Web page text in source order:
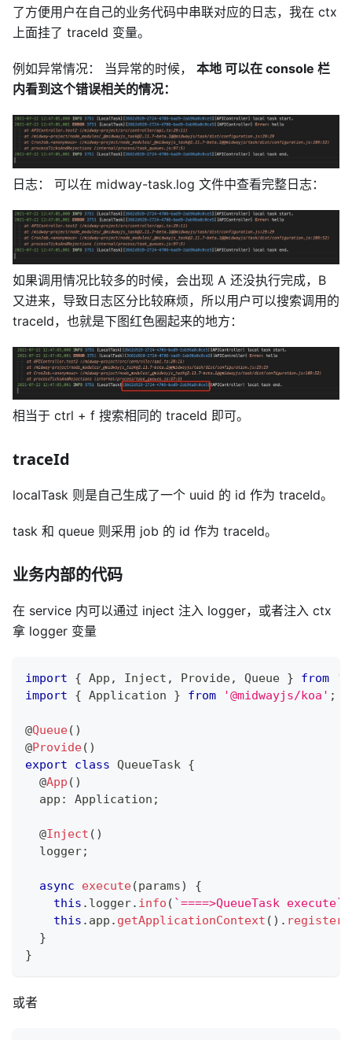
了方便用户在自己的业务代码中串联对应的日志，我在 ctx
上面挂了 traceId 变量。
例如异常情况： 当异常的时候， 本地 可以在 console 栏
内看到这个错误相关的情况：
日志： 可以在 midway-task.log 文件中查看完整日志：
如果调用情况比较多的时候，会出现 A 还没执行完成，B
又进来，导致日志区分比较麻烦，所以用户可以搜索调用的
traceId，也就是下图红色圈起来的地方：
相当于 ctrl + f 搜索相同的 traceId 即可。
traceId
localTask 则是自己生成了一个 uuid 的 id 作为 traceId。
task 和 queue 则采用 job 的 id 作为 traceId。
业务内部的代码
在 service 内可以通过 inject 注入 logger，或者注入 ctx
拿 logger 变量
import { App , Inject , Provide, Queue } from
import
{ Application } from '@midwayjs/koa' ;
@Queue( )
@Provide( )
export
class QueueTask
{
@App ( )
  app
: Application ;
@Inject ( )
  logger
;
async execute(params)
{
this . logger. info ( `====>QueueTask execute`
this . app . getApplicationContext ( ) .
}
}
或者